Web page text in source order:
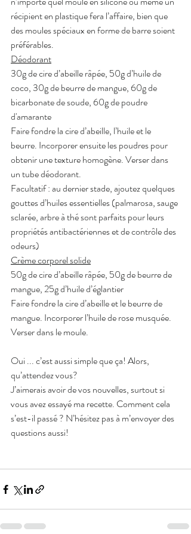
récipient en plastique fera l’affaire, bien que
des moules spéciaux en forme de barre soient
préférables.
Déodorant
30g de cire d’abeille râpée, 50g d’huile de
coco, 30g de beurre de mangue, 60g de
bicarbonate de soude, 60g de poudre
d'amarante
Faire fondre la cire d’abeille, l’huile et le
beurre. Incorporer ensuite les poudres pour
obtenir une texture homogène. Verser dans
un tube déodorant.
Facultatif : au dernier stade, ajoutez quelques
gouttes d’huiles essentielles (palmarosa, sauge
sclarée, arbre à thé sont parfaits pour leurs
propriétés antibactériennes et de contrôle des
odeurs)
Crème corporel solide
50g de cire d’abeille râpée, 50g de beurre de
mangue, 25g d’huile d’églantier
Faire fondre la cire d’abeille et le beurre de
mangue. Incorporer l’huile de rose musquée.
Verser dans le moule.
Oui ... c’est aussi simple que ça! Alors,
qu’attendez vous?
J’aimerais avoir de vos nouvelles, surtout si
vous avez essayé ma recette. Comment cela
s’est-il passé ? N’hésitez pas à m’envoyer des
questions aussi!